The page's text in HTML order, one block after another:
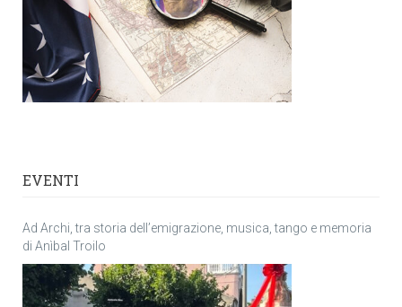
EVENTI
Ad Archi, tra storia dell’emigrazione, musica, tango e memoria
di Anìbal Troilo